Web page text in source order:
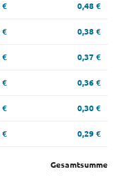
€ 0,48 €
€ 0,38 €
€ 0,37 €
€ 0,36 €
€ 0,30 €
€ 0,29 €
Gesamtsumme